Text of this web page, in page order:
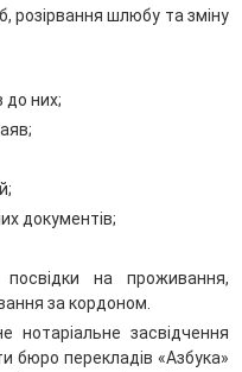
розірвання шлюбу та зміну
до них;
документів;
на проживання,
за кордоном.
нотаріальне засвідчення
бюро перекладів «Азбука»